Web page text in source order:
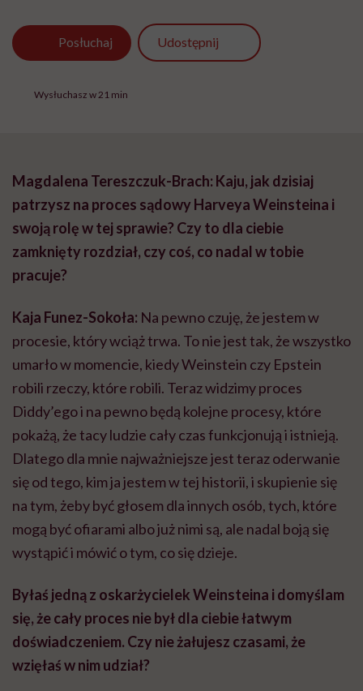
Posłuchaj Udostępnij
Wysłuchasz w 21 min
Magdalena Tereszczuk-Brach: Kaju, jak dzisiaj
patrzysz na proces sądowy Harveya Weinsteina i
swoją rolę w tej sprawie? Czy to dla ciebie
zamknięty rozdział, czy coś, co nadal w tobie
pracuje?
Kaja Funez-Sokoła: Na pewno czuję, że jestem w
procesie, który wciąż trwa. To nie jest tak, że wszystko
umarło w momencie, kiedy Weinstein czy Epstein
robili rzeczy, które robili. Teraz widzimy proces
Diddy’ego i na pewno będą kolejne procesy, które
pokażą, że tacy ludzie cały czas funkcjonują i istnieją.
Dlatego dla mnie najważniejsze jest teraz oderwanie
się od tego, kim ja jestem w tej historii, i skupienie się
na tym, żeby być głosem dla innych osób, tych, które
mogą być ofiarami albo już nimi są, ale nadal boją się
wystąpić i mówić o tym, co się dzieje.
Byłaś jedną z oskarżycielek Weinsteina i domyślam
się, że cały proces nie był dla ciebie łatwym
doświadczeniem. Czy nie żałujesz czasami, że
wzięłaś w nim udział?